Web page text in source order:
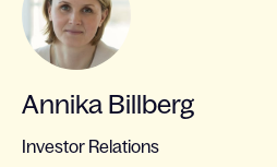
Annika Billberg
Investor Relations